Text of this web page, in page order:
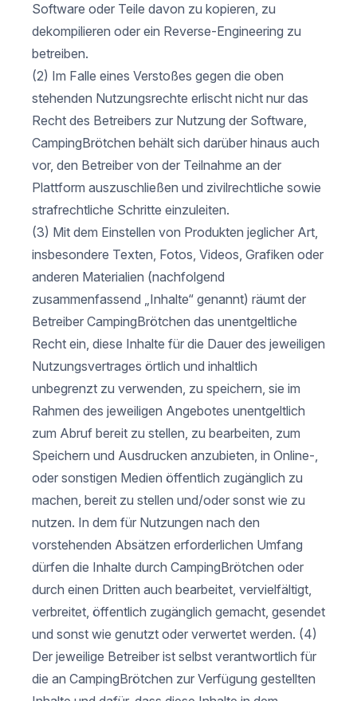
Software oder Teile davon zu kopieren, zu
dekompilieren oder ein Reverse-Engineering zu
betreiben.
(2) Im Falle eines Verstoßes gegen die oben
stehenden Nutzungsrechte erlischt nicht nur das
Recht des Betreibers zur Nutzung der Software,
CampingBrötchen behält sich darüber hinaus auch
vor, den Betreiber von der Teilnahme an der
Plattform auszuschließen und zivilrechtliche sowie
strafrechtliche Schritte einzuleiten.
(3) Mit dem Einstellen von Produkten jeglicher Art,
insbesondere Texten, Fotos, Videos, Grafiken oder
anderen Materialien (nachfolgend
zusammenfassend „Inhalte“ genannt) räumt der
Betreiber CampingBrötchen das unentgeltliche
Recht ein, diese Inhalte für die Dauer des jeweiligen
Nutzungsvertrages örtlich und inhaltlich
unbegrenzt zu verwenden, zu speichern, sie im
Rahmen des jeweiligen Angebotes unentgeltlich
zum Abruf bereit zu stellen, zu bearbeiten, zum
Speichern und Ausdrucken anzubieten, in Online-,
oder sonstigen Medien öffentlich zugänglich zu
machen, bereit zu stellen und/oder sonst wie zu
nutzen. In dem für Nutzungen nach den
vorstehenden Absätzen erforderlichen Umfang
dürfen die Inhalte durch CampingBrötchen oder
durch einen Dritten auch bearbeitet, vervielfältigt,
verbreitet, öffentlich zugänglich gemacht, gesendet
und sonst wie genutzt oder verwertet werden. (4)
Der jeweilige Betreiber ist selbst verantwortlich für
die an CampingBrötchen zur Verfügung gestellten